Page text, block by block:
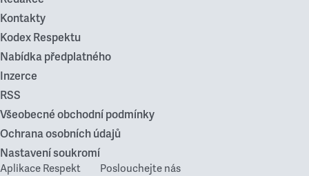
Kontakty
Kodex Respektu
Nabídka předplatného
Inzerce
RSS
Všeobecné obchodní podmínky
Ochrana osobních údajů
Nastavení soukromí
Aplikace Respekt Poslouchejte nás